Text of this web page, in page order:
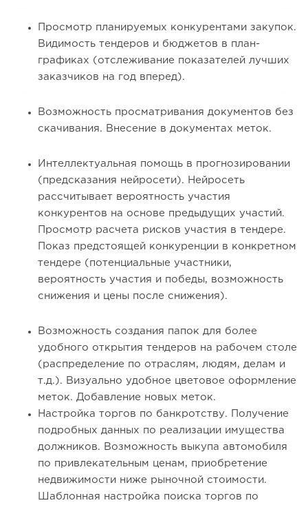
Просмотр планируемых конкурентами закупок.
Видимость тендеров и бюджетов в план-
графиках (отслеживание показателей лучших
заказчиков на год вперед).
Возможность просматривания документов без
скачивания. Внесение в документах меток.
Интеллектуальная помощь в прогнозировании
(предсказания нейросети). Нейросеть
рассчитывает вероятность участия
конкурентов на основе предыдущих участий.
Просмотр расчета рисков участия в тендере.
Показ предстоящей конкуренции в конкретном
тендере (потенциальные участники,
вероятность участия и победы, возможность
снижения и цены после снижения).
Возможность создания папок для более
удобного открытия тендеров на рабочем столе
(распределение по отраслям, людям, делам и
т.д.). Визуально удобное цветовое оформление
меток. Добавление новых меток.
Настройка торгов по банкротству. Получение
подробных данных по реализации имущества
должников. Возможность выкупа автомобиля
по привлекательным ценам, приобретение
недвижимости ниже рыночной стоимости.
Шаблонная настройка поиска торгов по